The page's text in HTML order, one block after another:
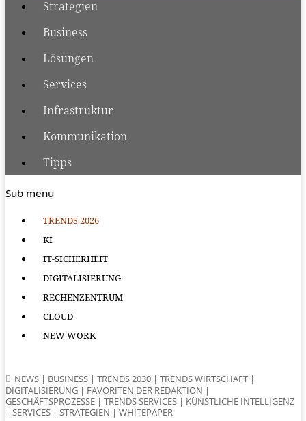
Strategien
Business
Lösungen
Services
Infrastruktur
Kommunikation
Tipps
Sub menu
TRENDS 2026
KI
IT-SICHERHEIT
DIGITALISIERUNG
RECHENZENTRUM
CLOUD
NEW WORK
NEWS | BUSINESS | TRENDS 2030 | TRENDS WIRTSCHAFT |
DIGITALISIERUNG | FAVORITEN DER REDAKTION |
GESCHÄFTSPROZESSE | TRENDS SERVICES | KÜNSTLICHE INTELLIGENZ
| SERVICES | STRATEGIEN | WHITEPAPER